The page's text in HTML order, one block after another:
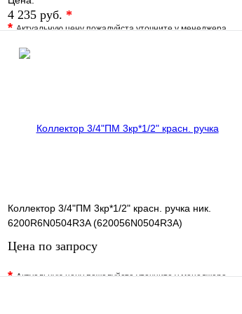
4 235 руб. *
*Актуальную цену пожалуйста уточните у менеджера
В избранное
Коллектор 3/4"ПМ 3кр*1/2" красн. ручка ник.
6200R6N0504R3A (620056N0504R3A)
Цена по запросу
*Актуальную цену пожалуйста уточните у менеджера